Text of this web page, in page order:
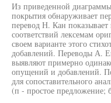
Из приведенной
покрытия обнаруживает
перевод Н. Кан
соответствий лексемам
своем варианте этого
добавлений. Переводы А.
выявляют примерно
опущений и добавлений.
для сопоставительного
(п - простое предложение;